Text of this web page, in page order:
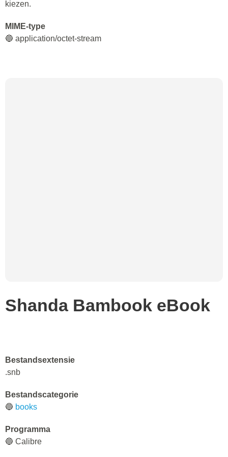
kiezen.
MIME-type
🔵 application/octet-stream
Shanda Bambook eBook
Bestandsextensie
.snb
Bestandscategorie
🔵 books
Programma
🔵 Calibre